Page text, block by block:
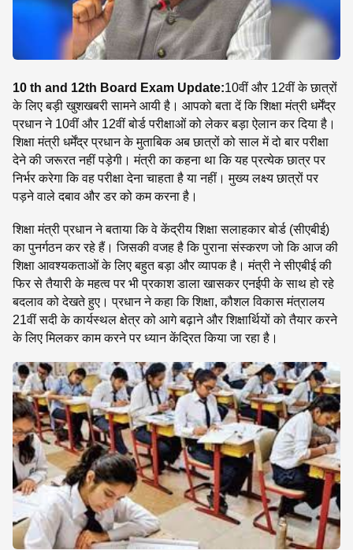
10 th and 12th Board Exam Update:10वीं और 12वीं के छात्रों
के लिए बड़ी खुशखबरी सामने आयी है। आपको बता दें कि शिक्षा मंत्री धर्मेंद्र
प्रधान ने 10वीं और 12वीं बोर्ड परीक्षाओं को लेकर बड़ा ऐलान कर दिया है।
शिक्षा मंत्री धर्मेंद्र प्रधान के मुताबिक अब छात्रों को साल में दो बार परीक्षा
देने की जरूरत नहीं पड़ेगी। मंत्री का कहना था कि यह प्रत्येक छात्र पर
निर्भर करेगा कि वह परीक्षा देना चाहता है या नहीं। मुख्य लक्ष्य छात्रों पर
पड़ने वाले दबाव और डर को कम करना है।
शिक्षा मंत्री प्रधान ने बताया कि वे केंद्रीय शिक्षा सलाहकार बोर्ड (सीएबीई)
का पुनर्गठन कर रहे हैं। जिसकी वजह है कि पुराना संस्करण जो कि आज की
शिक्षा आवश्यकताओं के लिए बहुत बड़ा और व्यापक है। मंत्री ने सीएबीई की
फिर से तैयारी के महत्व पर भी प्रकाश डाला खासकर एनईपी के साथ हो रहे
बदलाव को देखते हुए। प्रधान ने कहा कि शिक्षा, कौशल विकास मंत्रालय
21वीं सदी के कार्यस्थल क्षेत्र को आगे बढ़ाने और शिक्षार्थियों को तैयार करने
के लिए मिलकर काम करने पर ध्यान केंद्रित किया जा रहा है।